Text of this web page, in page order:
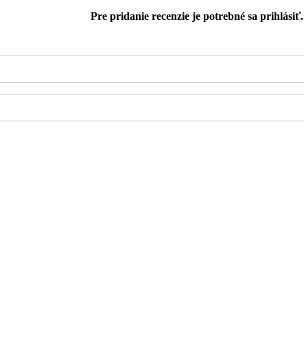
Pre pridanie recenzie je potrebné sa prihlásiť.